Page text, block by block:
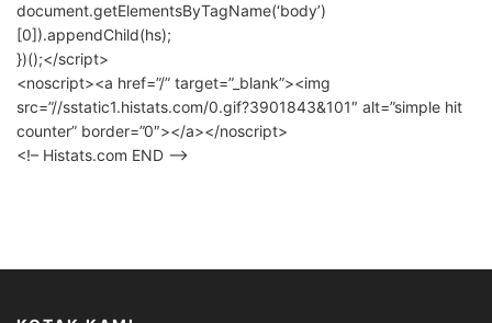
document.getElementsByTagName(‘body’)
[0]).appendChild(hs);
})();</script>
<noscript><a href=”/” target=”_blank”><img
src=”//sstatic1.histats.com/0.gif?3901843&101″ alt=”simple hit
counter” border=”0″></a></noscript>
<!– Histats.com END –>